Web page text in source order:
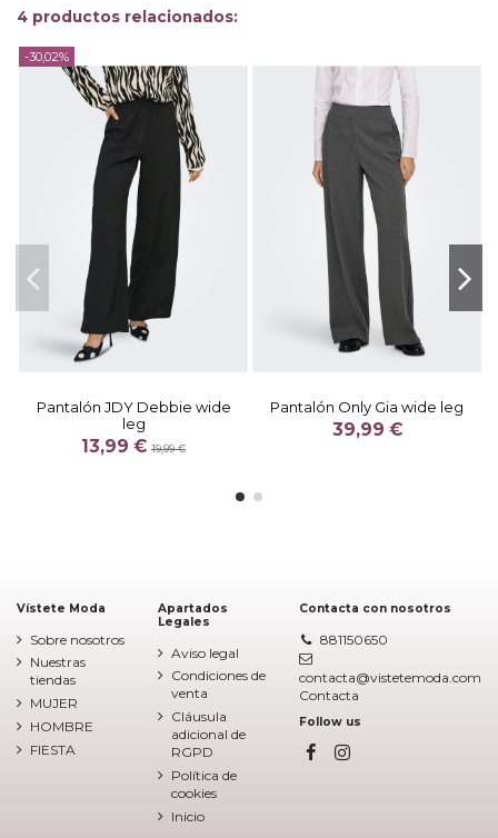
4 productos relacionados:
-30,02%
Pantalón JDY Debbie wide
leg
13,99 € 19,99 €
Pantalón Only Gia wide leg
39,99 €
Vístete Moda
Sobre nosotros
Nuestras
tiendas
MUJER
HOMBRE
FIESTA
Apartados
Legales
Aviso legal
Condiciones de
venta
Cláusula
adicional de
RGPD
Política de
cookies
Inicio
Contacta con nosotros
881150650
contacta@vistetemoda.com
Contacta
Follow us